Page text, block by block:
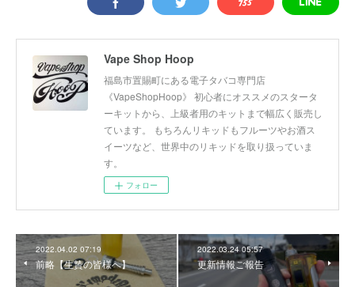
Vape Shop Hoop
福島市置賜町にある電子タバコ専門店
《VapeShopHoop》 初心者にオススメのスタータ
ーキットから、上級者用のキットまで幅広く販売し
ています。 もちろんリキッドもフルーツやお酒ス
イーツなど、世界中のリキッドを取り扱っていま
す。
フォロー
2022.04.02 07:19
前略【生贄の皆様へ】
2022.03.24 05:57
更新情報ご報告